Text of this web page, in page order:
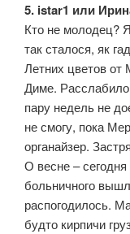
5. istar1 или
Кто не молодец?
так сталося, як
Летних цветов
Диме.
пару недель не
не смогу, пока
органайзер.
О весне –
больничного
распогодилось.
будто кирпичи